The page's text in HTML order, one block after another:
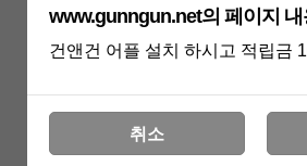
WE M45A1 탠칼
드 스톱퍼
상품가 :
15,000원
www.gunngun.net의 페이지 내
건앤건 어플 설치 하시고 적립금
취소